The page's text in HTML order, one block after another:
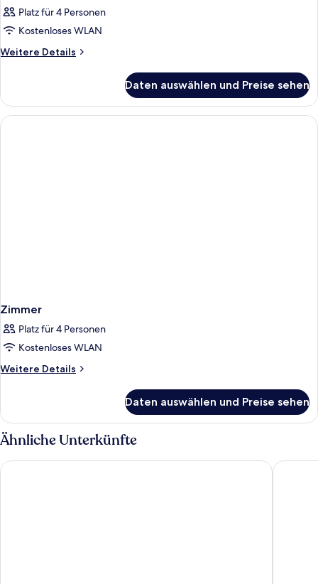
Platz für 4 Personen
Kostenloses WLAN
Weitere Details
Weitere
Daten auswählen und Preise sehen
Zimmer
Platz für 4 Personen
Kostenloses WLAN
Weitere Details
Weitere
Daten auswählen und Preise sehen
Ähnliche Unterkünfte
City Tower Hotel Fujairah